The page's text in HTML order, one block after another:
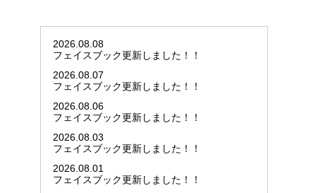
2026.08.08
フェイスブック更新しました！！
2026.08.07
フェイスブック更新しました！！
2026.08.06
フェイスブック更新しました！！
2026.08.03
フェイスブック更新しました！！
2026.08.01
フェイスブック更新しました！！